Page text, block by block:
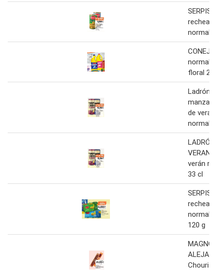
SERPIS
recheas
normal/
normal/
floral 2 L
Ladrón
de veran
normal/
LADRÓN
verán
33 cl
SERPIS
recheas
normal/
120 g
MAGNO
Chourizo